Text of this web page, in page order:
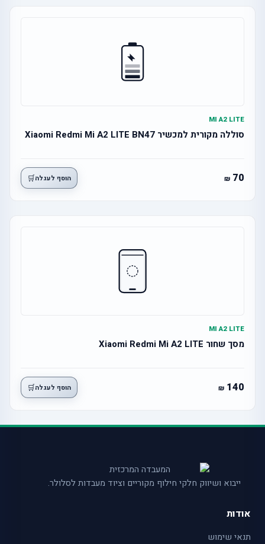
MI A2 LITE
סוללה מקורית למכשיר Xiaomi Redmi Mi A2 LITE BN47
70 הוסף לעגלה🛒
MI A2 LITE
מסך שחור Xiaomi Redmi Mi A2 LITE
140 הוסף לעגלה🛒
ייבוא ושיווק חלקי חילוף מקוריים וציוד מעבדות לסלולר.
אודות
תנאי שימוש